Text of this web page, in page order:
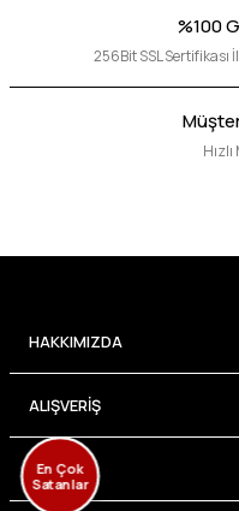
%100
256Bit SSL Sertifikası
HAKKIMIZDA
ALIŞVERİŞ
İLETİŞİM
En Çok
Satanlar